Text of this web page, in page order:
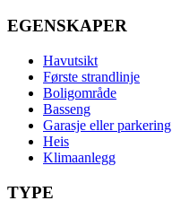
EGENSKAPER
Havutsikt
Første strandlinje
Boligområde
Basseng
Garasje eller parkering
Heis
Klimaanlegg
TYPE